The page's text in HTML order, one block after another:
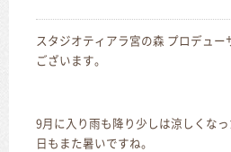
スタジオティアラ宮の森 プロデュ
ございます。
9月に入り雨も降り少しは涼しくな
日もまた暑いですね。